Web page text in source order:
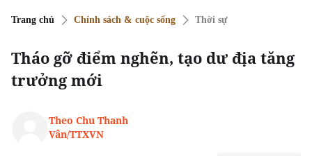
Trang chủ Chính sách & cuộc sống Thời sự
Tháo gỡ điểm nghẽn, tạo dư địa tăng
trưởng mới
Theo Chu Thanh
Vân/TTXVN